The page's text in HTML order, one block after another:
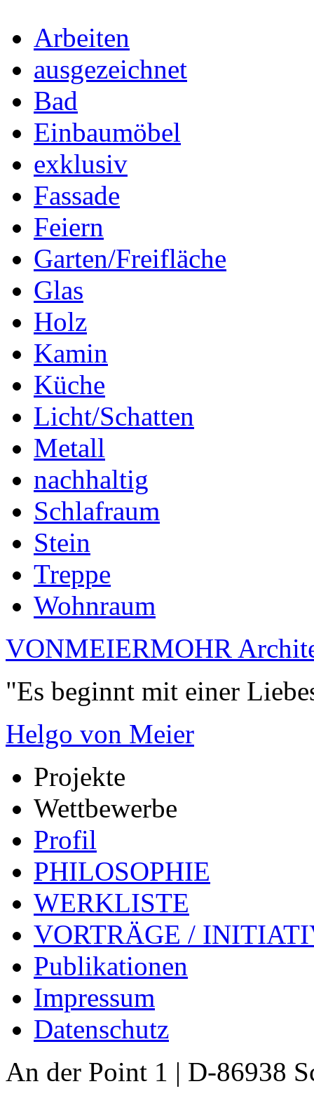
Arbeiten
ausgezeichnet
Bad
Einbaumöbel
exklusiv
Fassade
Feiern
Garten/Freifläche
Glas
Holz
Kamin
Küche
Licht/Schatten
Metall
nachhaltig
Schlafraum
Stein
Treppe
Wohnraum
VONMEIERMOHR
"Es beginnt mit einer
Helgo von Meier
Projekte
Wettbewerbe
Profil
PHILOSOPHIE
WERKLISTE
VORTRÄGE /
Publikationen
Impressum
Datenschutz
An der Point 1 | D-86938